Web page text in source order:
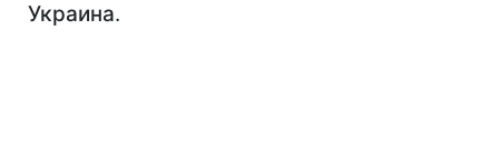
Украина.